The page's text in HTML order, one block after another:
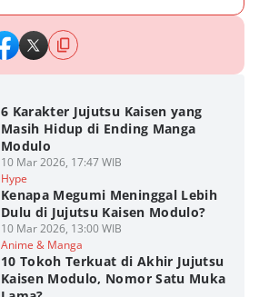
6 Karakter Jujutsu Kaisen yang
Masih Hidup di Ending Manga
Modulo
10 Mar 2026, 17:47 WIB
Hype
Kenapa Megumi Meninggal Lebih
Dulu di Jujutsu Kaisen Modulo?
10 Mar 2026, 13:00 WIB
Anime & Manga
10 Tokoh Terkuat di Akhir Jujutsu
Kaisen Modulo, Nomor Satu Muka